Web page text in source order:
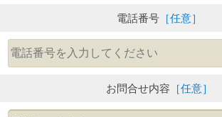
電話番号 ［任意］
お問合せ内容 ［任意］